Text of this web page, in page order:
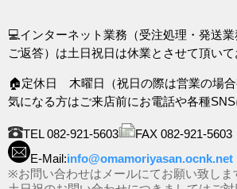
💻インターネット業務（受注処理・発送
ご返答）は土日祝日は休業とさせて頂いて
🏠定休日 木曜日（祝日の際は営業の場合
気になる方はご来店前にお電話や各種SNS
TEL 082-921-5603
FAX 082-921-5603
E-Mail:info@omamoriyasan.ocnk.net
※お問い合わせはメールにてお願い致しま